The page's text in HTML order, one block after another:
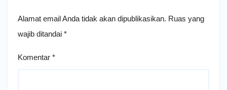
Alamat email Anda tidak akan dipublikasikan. Ruas yang
wajib ditandai *
Komentar *